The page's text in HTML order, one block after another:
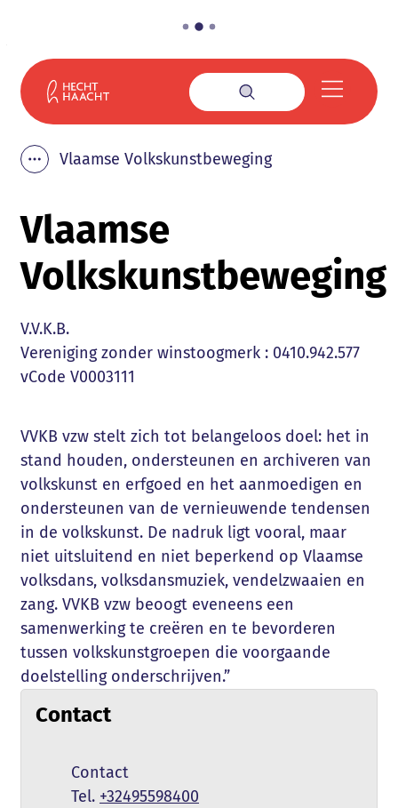
Naar inhoud
Gemeente Haacht
Zoek tonen /Menu
Toon alle broodkruimel items
Vlaamse Volkskunstbeweging
Vlaamse
Volkskunstbeweging
V.V.K.B.
Type
Vereniging zonder winstoogmerk : 0410.942.577
vCode V0003111
VVKB vzw stelt zich tot belangeloos doel: het in
stand houden, ondersteunen en archiveren van
volkskunst en erfgoed en het aanmoedigen en
ondersteunen van de vernieuwende tendensen
in de volkskunst. De nadruk ligt vooral, maar
niet uitsluitend en niet beperkend op Vlaamse
volksdans, volksdansmuziek, vendelzwaaien en
zang. VVKB vzw beoogt eveneens een
samenwerking te creëren en te bevorderen
tussen volkskunstgroepen die voorgaande
doelstelling onderschrijven.”
Contact
NaamContact
+32495598400